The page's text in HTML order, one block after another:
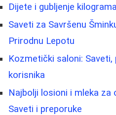
Dijete i gubljenje
Saveti za Savršenu
Prirodnu Lepotu
Kozmetički saloni:
korisnika
Najbolji losioni i mleka za
Saveti i preporuke